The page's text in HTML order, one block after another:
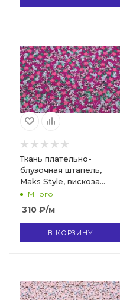
Ткань плательно-
блузочная штапель,
Maks Style, вискоза
100%, цветочный принт
малиновый, арт. MS-1237
D-LZD621058 C-2
Много
310 ₽/м
В КОРЗИНУ